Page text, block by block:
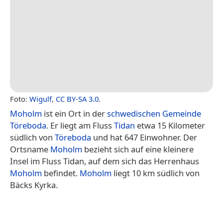
Foto: Wigulf, CC BY-SA 3.0.
Moholm ist ein Ort in derschwedischen Gemeinde
Töreboda. Er liegt am Fluss Tidan etwa 15 Kilometer
südlich von Töreboda und hat 647 Einwohner. Der
Ortsname Moholm bezieht sich auf eine kleinere
Insel im Fluss Tidan, auf dem sich das Herrenhaus
Moholm befindet. Moholm liegt 10 km südlich von
Bäcks Kyrka.